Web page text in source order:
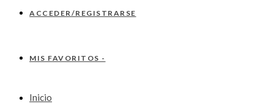
ACCEDER/REGISTRARSE
MIS FAVORITOS -
Inicio